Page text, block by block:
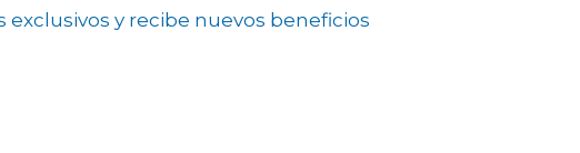
y recibe nuevos beneficios